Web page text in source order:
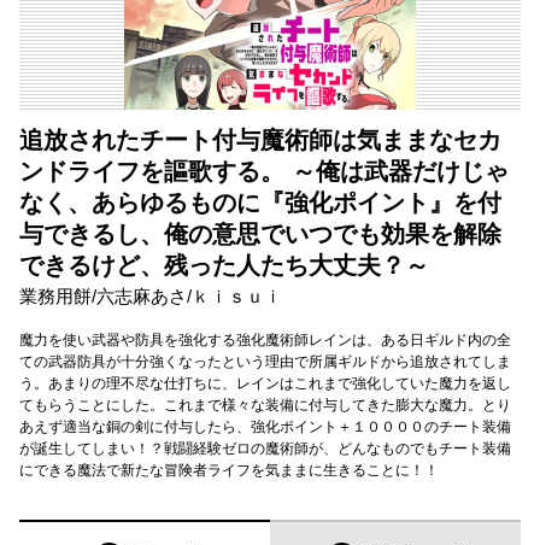
追放されたチート付与魔術師は気ままなセカ
ンドライフを謳歌する。 ～俺は武器だけじゃ
なく、あらゆるものに『強化ポイント』を付
与できるし、俺の意思でいつでも効果を解除
できるけど、残った人たち大丈夫？～
業務用餅/六志麻あさ/ ｋｉｓｕｉ
魔力を使い武器や防具を強化する強化魔術師レインは、ある日ギルド内の全
ての武器防具が十分強くなったという理由で所属ギルドから追放されてしま
う。あまりの理不尽な仕打ちに、レインはこれまで強化していた魔力を返し
てもらうことにした。これまで様々な装備に付与してきた膨大な魔力。とり
あえず適当な銅の剣に付与したら、強化ポイント＋１００００のチート装備
が誕生してしまい！？戦闘経験ゼロの魔術師が、どんなものでもチート装備
にできる魔法で新たな冒険者ライフを気ままに生きることに！！